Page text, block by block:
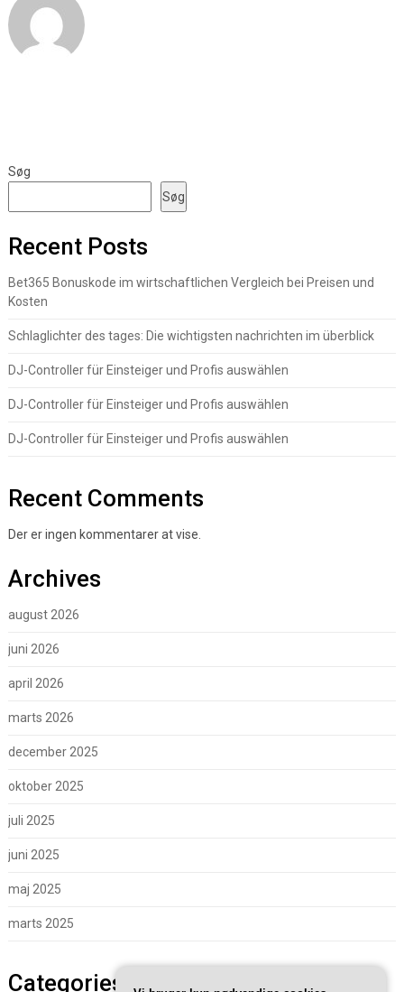
Søg
Søg
Recent Posts
Bet365 Bonuskode im wirtschaftlichen Vergleich bei Preisen und
Kosten
Schlaglichter des tages: Die wichtigsten nachrichten im überblick
DJ-Controller für Einsteiger und Profis auswählen
DJ-Controller für Einsteiger und Profis auswählen
DJ-Controller für Einsteiger und Profis auswählen
Recent Comments
Der er ingen kommentarer at vise.
Archives
august 2026
juni 2026
april 2026
marts 2026
december 2025
oktober 2025
juli 2025
juni 2025
maj 2025
marts 2025
Categories